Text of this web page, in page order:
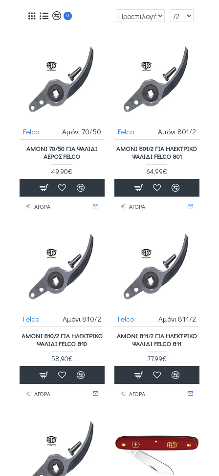
0
Felco Αμόνι 70/50
ΑΜΌΝΙ 70/50 ΓΙΑ ΨΑΛΊΔΙ
ΑΈΡΟΣ FELCO
49,90€
ΑΓΟΡΑ
Felco Αμόνι 801/2
ΑΜΌΝΙ 801/2 ΓΙΑ ΗΛΕΚΤΡΙΚΌ
ΨΑΛΊΔΙ FELCO 801
64,99€
ΑΓΟΡΑ
Felco Αμόνι 810/2
ΑΜΌΝΙ 810/2 ΓΙΑ ΗΛΕΚΤΡΙΚΌ
ΨΑΛΊΔΙ FELCO 810
58,90€
ΑΓΟΡΑ
Felco Αμόνι 811/2
ΑΜΌΝΙ 811/2 ΓΙΑ ΗΛΕΚΤΡΙΚΌ
ΨΑΛΊΔΙ FELCO 811
77,99€
ΑΓΟΡΑ